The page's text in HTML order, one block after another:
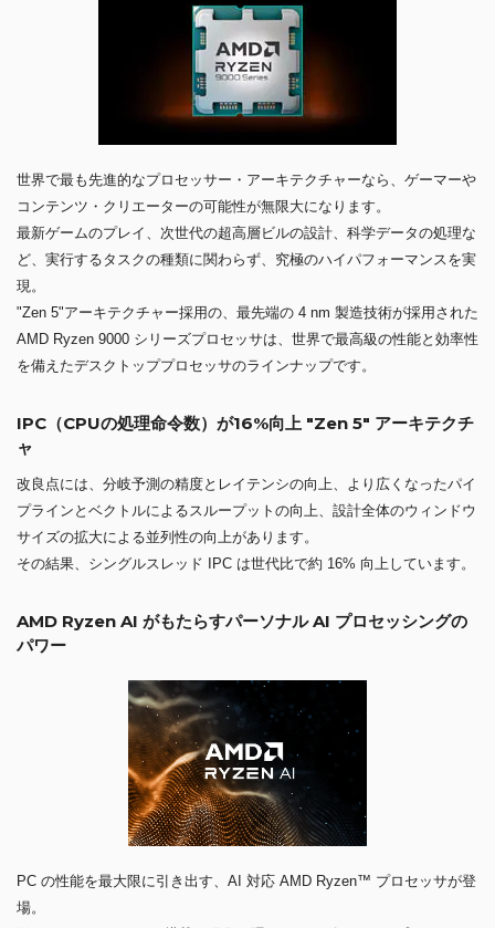
世界で最も先進的なプロセッサー・アーキテクチャーなら、ゲーマーや
コンテンツ・クリエーターの可能性が無限大になります。
最新ゲームのプレイ、次世代の超高層ビルの設計、科学データの処理な
ど、実行するタスクの種類に関わらず、究極のハイパフォーマンスを実
現。
"Zen 5"アーキテクチャー採用の、最先端の 4 nm 製造技術が採用された
AMD Ryzen 9000 シリーズプロセッサは、世界で最高級の性能と効率性
を備えたデスクトッププロセッサのラインナップです。
IPC（CPUの処理命令数）が16%向上 "Zen 5" アーキテクチ
ャ
改良点には、分岐予測の精度とレイテンシの向上、より広くなったパイ
プラインとベクトルによるスループットの向上、設計全体のウィンドウ
サイズの拡大による並列性の向上があります。
その結果、シングルスレッド IPC は世代比で約 16% 向上しています。
AMD Ryzen AI がもたらすパーソナル AI プロセッシングの
パワー
PC の性能を最大限に引き出す、AI 対応 AMD Ryzen™ プロセッサが登
場。